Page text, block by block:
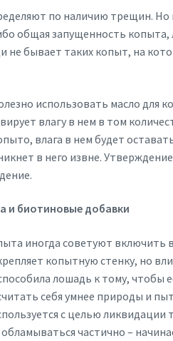
по наличию трещин. Но
общая запущенность
не бывает таких копыт, на
использовать масло для
влагу в нем в том
влага в нем будет
в него извне.
и биотиновые добавки
иногда советуют
копытную стенку, но
лошадь к тому, чтобы
себя умнее природы и
с целью
частично –